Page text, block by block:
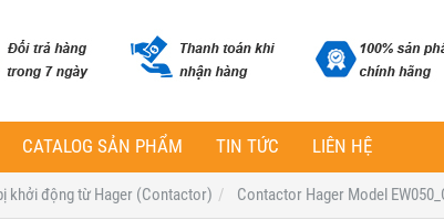
CATALOG SẢN PHẨM TIN TỨC LIÊN HỆ
khởi động từ Hager (Contactor) Contactor Hager Model